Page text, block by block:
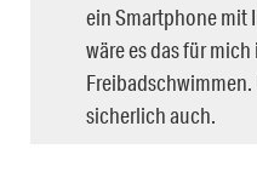
ein Smartphone mit
wäre es das für
sicherlich auch.